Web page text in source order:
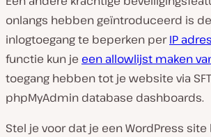
onlangs hebben geïntroduceerd is
inlogtoegang te beperken perIP adres
functie kun je een allowlijst maken
toegang hebben tot je website via
phpMyAdmin database dashboards.
Stel je voor dat je een WordPress